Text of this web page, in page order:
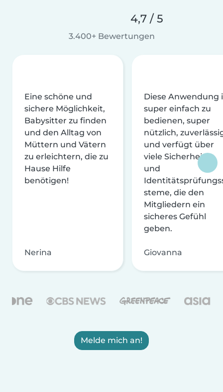
4,7 / 5
3.400+ Bewertungen
Eine schöne und
sichere Möglichkeit,
Babysitter zu finden
und den Alltag von
Müttern und Vätern
zu erleichtern, die zu
Hause Hilfe
benötigen!
Nerina
Diese Anwendung
super einfach zu
bedienen, super
nützlich,
und verfügt über
viele Sicherheits-
und
steme, die den
Mitgliedern ein
sicheres Gefühl
geben.
Giovanna
Melde mich an!